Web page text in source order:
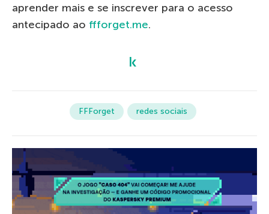
aprender mais e se inscrever para o acesso
antecipado ao ffforget.me.
FFForget redes sociais